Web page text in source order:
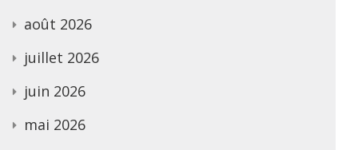
août 2026
juillet 2026
juin 2026
mai 2026